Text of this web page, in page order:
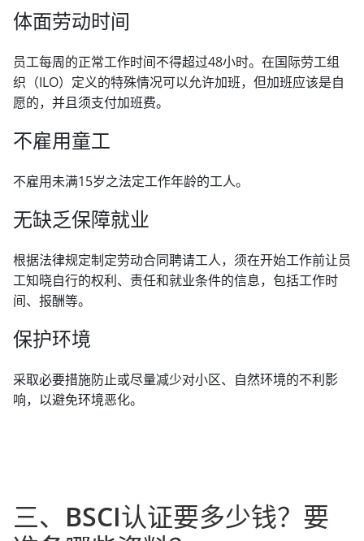
体面劳动时间
员工每周的正常工作时间不得超过48小时。在国际劳工组
织（ILO）定义的特殊情况可以允许加班，但加班应该是自
愿的，并且须支付加班费。
不雇用童工
不雇用未满15岁之法定工作年龄的工人。
无缺乏保障就业
根据法律规定制定劳动合同聘请工人，须在开始工作前让员
工知晓自行的权利、责任和就业条件的信息，包括工作时
间、报酬等。
保护环境
采取必要措施防止或尽量减少对小区、自然环境的不利影
响，以避免环境恶化。
三、BSCI认证要多少钱？要